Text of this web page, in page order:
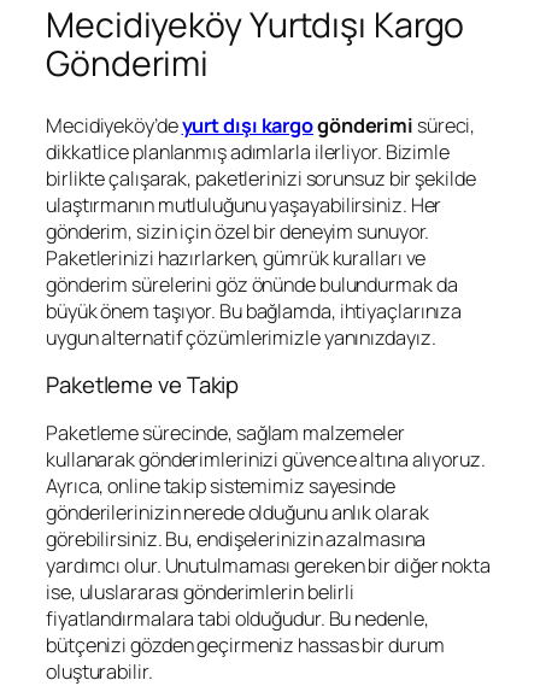
Mecidiyeköy Yurtdışı Kargo
Gönderimi
Mecidiyeköy’deyurt dışı kargogönderimi süreci,
dikkatlice planlanmış adımlarla ilerliyor. Bizimle
birlikte çalışarak, paketlerinizi sorunsuz bir şekilde
ulaştırmanın mutluluğunu yaşayabilirsiniz. Her
gönderim, sizin için özel bir deneyim sunuyor.
Paketlerinizi hazırlarken, gümrük kuralları ve
gönderim sürelerini göz önünde bulundurmak da
büyük önem taşıyor. Bu bağlamda, ihtiyaçlarınıza
uygun alternatif çözümlerimizle yanınızdayız.
Paketleme ve Takip
Paketleme sürecinde, sağlam malzemeler
kullanarak gönderimlerinizi güvence altına alıyoruz.
Ayrıca, online takip sistemimiz sayesinde
gönderilerinizin nerede olduğunu anlık olarak
görebilirsiniz. Bu, endişelerinizin azalmasına
yardımcı olur. Unutulmaması gereken bir diğer nokta
ise, uluslararası gönderimlerin belirli
fiyatlandırmalara tabi olduğudur. Bu nedenle,
bütçenizi gözden geçirmeniz hassas bir durum
oluşturabilir.